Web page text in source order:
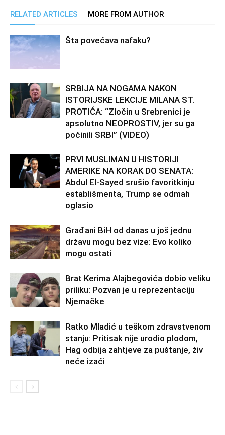
RELATED ARTICLES MORE FROM AUTHOR
Šta povećava nafaku?
SRBIJA NA NOGAMA NAKON
ISTORIJSKE LEKCIJE MILANA ST.
PROTIĆA: “Zločin u Srebrenici je
apsolutno NEOPROSTIV, jer su ga
počinili SRBI” (VIDEO)
PRVI MUSLIMAN U HISTORIJI
AMERIKE NA KORAK DO SENATA:
Abdul El-Sayed srušio favoritkinju
establišmenta, Trump se odmah
oglasio
Građani BiH od danas u još jednu
državu mogu bez vize: Evo koliko
mogu ostati
Brat Kerima Alajbegovića dobio veliku
priliku: Pozvan je u reprezentaciju
Njemačke
Ratko Mladić u teškom zdravstvenom
stanju: Pritisak nije urodio plodom,
Hag odbija zahtjeve za puštanje, živ
neće izaći